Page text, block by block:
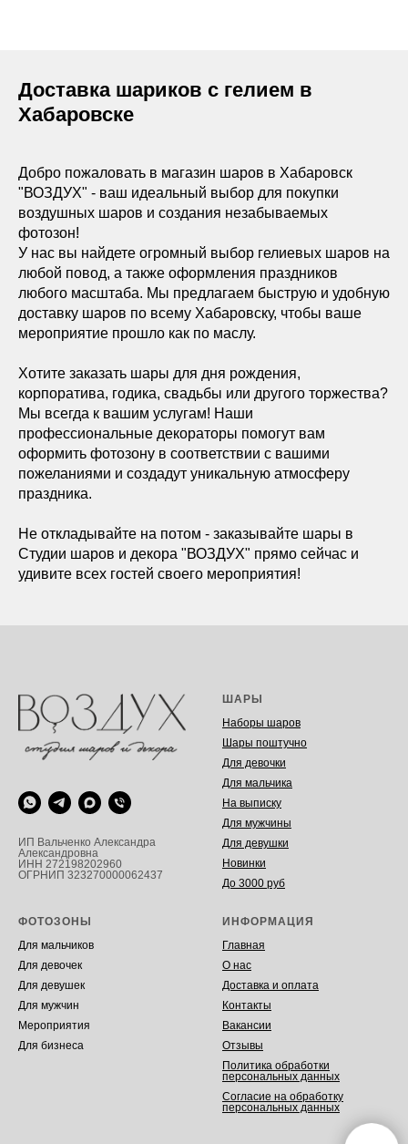
Доставка шариков с гелием в
Хабаровске
Добро пожаловать в магазин шаров в Хабаровск
"ВОЗДУХ" - ваш идеальный выбор для покупки
воздушных шаров и создания незабываемых
фотозон!
У нас вы найдете огромный выбор гелиевых шаров на
любой повод, а также оформления праздников
любого масштаба. Мы предлагаем быструю и удобную
доставку шаров по всему Хабаровску, чтобы ваше
мероприятие прошло как по маслу.
Хотите заказать шары для дня рождения,
корпоратива, годика, свадьбы или другого торжества?
Мы всегда к вашим услугам! Наши
профессиональные декораторы помогут вам
оформить фотозону в соответствии с вашими
пожеланиями и создадут уникальную атмосферу
праздника.
Не откладывайте на потом - заказывайте шары в
Студии шаров и декора "ВОЗДУХ" прямо сейчас и
удивите всех гостей своего мероприятия!
ИП Вальченко Александра
Александровна
ИНН 272198202960
ОГРНИП 323270000062437
ШАРЫ
Наборы шаров
Шары поштучно
Для девочки
Для мальчика
На выписку
Для мужчины
Для девушки
Новинки
До 3000 руб
ФОТОЗОНЫ
Для мальчиков
Для девочек
Для девушек
Для мужчин
Мероприятия
Для бизнеса
ИНФОРМАЦИЯ
Главная
О нас
Доставка и оплата
Контакты
Вакансии
Отзывы
Политика обработки
персональных данных
Согласие на обработку
персональных данных